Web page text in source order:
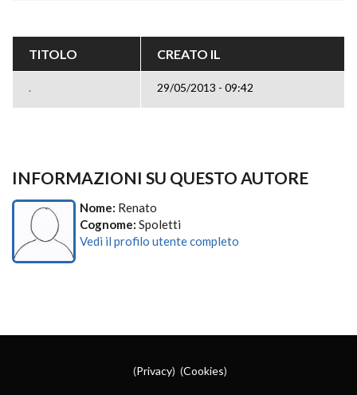
TITOLO CREATO IL
. 29/05/2013 - 09:42
INFORMAZIONI SU QUESTO AUTORE
Nome: Renato
Cognome: Spoletti
Vedi il profilo utente completo
(Privacy) (Cookies)